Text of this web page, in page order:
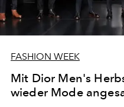
FASHION WEEK
Mit Dior Men's
wieder Mode